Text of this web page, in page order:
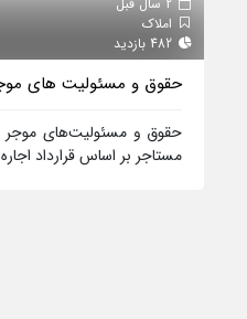
املاک
حقوق و مسئولیت‌ های
حقوق و مسئولیت‌های موجر
مستاجر بر اساس قرارداد